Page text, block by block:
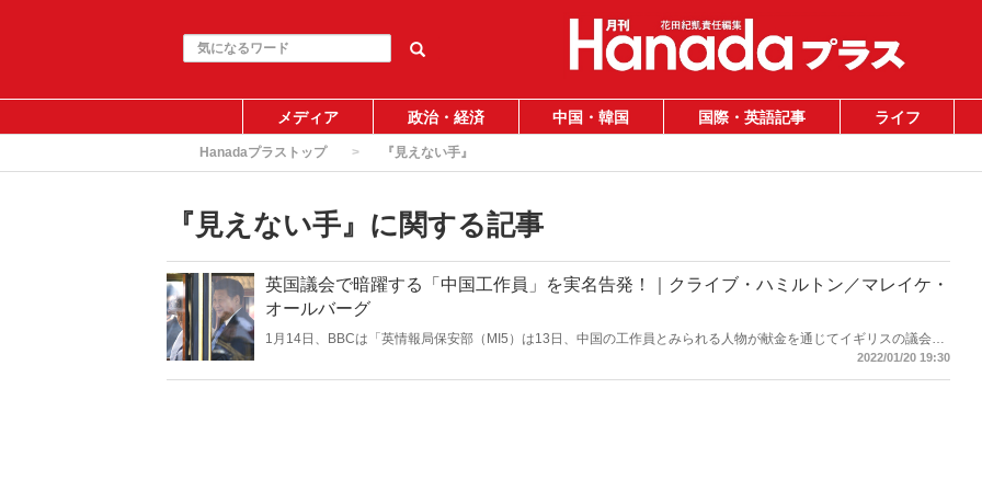
メディア 政治・経済 中国・韓国 国際・英語記事 ライフ
Hanadaプラストップ 『見えない手』
『見えない手』に関する記事
英国議会で暗躍する「中国工作員」を実名告発！｜クライブ・ハミルトン／マレイケ・
オールバーグ
1月14日、BBCは「英情報局保安部（MI5）は13日、中国の工作員とみられる人物が献金を通じてイギリスの議会に
食い込み、政治に介入しているとする、異例の警告を発した」と報道。ロンドンの中国大使館は「私たちはいかなる
2022/01/20 19:30